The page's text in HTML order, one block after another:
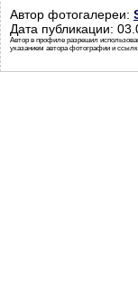
Автор фотогалереи:
Дата публикации:
Автор в профиле разрешил
указанием автора фотографии и